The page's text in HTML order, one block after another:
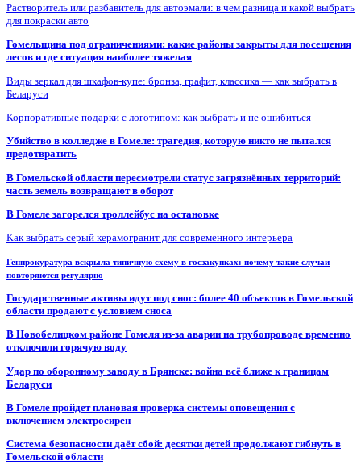
Растворитель или разбавитель для автоэмали: в чем разница и какой выбрать
для покраски авто
Гомельщина под ограничениями: какие районы закрыты для посещения
лесов и где ситуация наиболее тяжелая
Виды зеркал для шкафов-купе: бронза, графит, классика — как выбрать в
Беларуси
Корпоративные подарки с логотипом: как выбрать и не ошибиться
Убийство в колледже в Гомеле: трагедия, которую никто не пытался
предотвратить
В Гомельской области пересмотрели статус загрязнённых территорий:
часть земель возвращают в оборот
В Гомеле загорелся троллейбус на остановке
Как выбрать серый керамогранит для современного интерьера
Генпрокуратура вскрыла типичную схему в госзакупках: почему такие случаи
повторяются регулярно
Государственные активы идут под снос: более 40 объектов в Гомельской
области продают с условием сноса
В Новобелицком районе Гомеля из-за аварии на трубопроводе временно
отключили горячую воду
Удар по оборонному заводу в Брянске: война всё ближе к границам
Беларуси
В Гомеле пройдет плановая проверка системы оповещения с
включением электросирен
Система безопасности даёт сбой: десятки детей продолжают гибнуть в
Гомельской области